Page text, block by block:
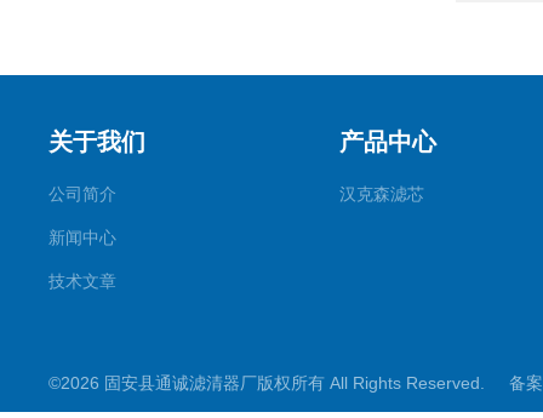
关于我们
公司简介
新闻中心
技术文章
产品中心
汉克森滤芯
©2026 固安县通诚滤清器厂版权所有 All Rights Reserved. 备